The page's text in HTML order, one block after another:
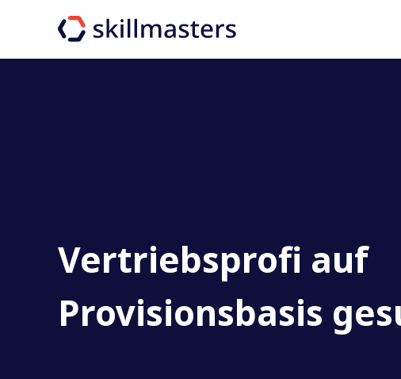
Vertriebsprofi auf
Provisionsbasis